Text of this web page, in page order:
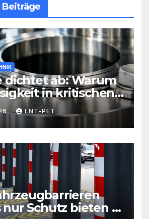
Beiträge
dichtet ab: Warum
in kritischen
alles entscheidet
LNT-PET
Schutz bieten –